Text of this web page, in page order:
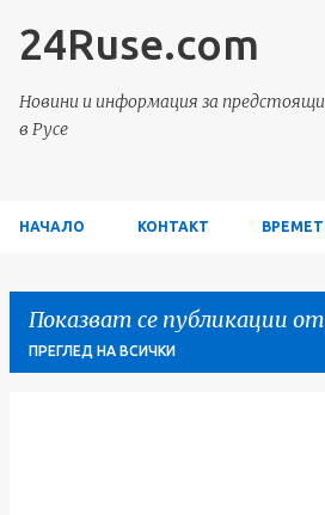
Пропускане към
24Ruse.com
Новини и информация за
в Русе
НАЧАЛО КОНТАКТ
Показват се публикации
ПРЕГЛЕД НА ВСИЧКИ